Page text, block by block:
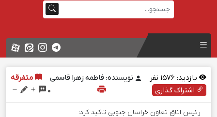
بازدید: نفر نویسنده: فاطمه زهرا قاسمی
متفرقه
اشتراک گذاری
0
رئیس اتاق تعاون خراسان جنوبی تاکید کرد: